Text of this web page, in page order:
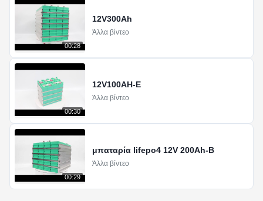
00:28
12V300Ah
Άλλα βίντεο
00:30
12V100AH-E
Άλλα βίντεο
00:29
μπαταρία lifepo4 12V 200Ah-B
Άλλα βίντεο